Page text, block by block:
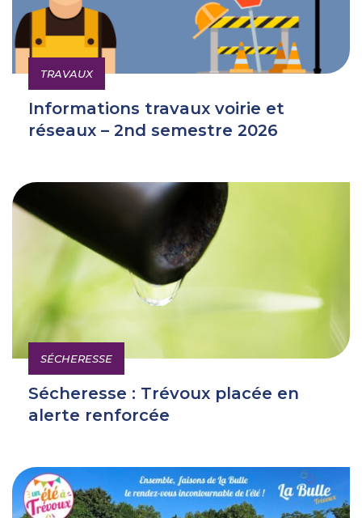
TRAVAUX
Informations travaux voirie et
réseaux – 2nd semestre 2026
SÉCHERESSE
Sécheresse : Trévoux placée en
alerte renforcée